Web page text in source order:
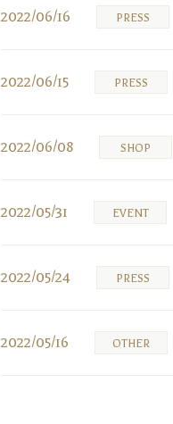
2022/06/16 PRESS
2022/06/15 PRESS
2022/06/08 SHOP
2022/05/31 EVENT
2022/05/24 PRESS
2022/05/16 OTHER